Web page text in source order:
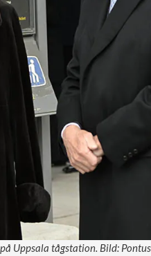
Uppsala tågstation. Bild: